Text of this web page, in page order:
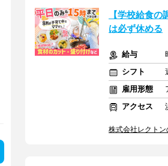
【学校給食
は必ず休める
給与
シフト
雇用形態
アクセス
株式会社レクト